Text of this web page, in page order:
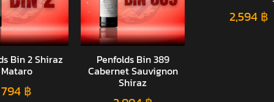
Bin 2 Shiraz
Mataro
794 ฿
Penfolds Bin 389
Cabernet Sauvignon
Shiraz
2,594 ฿